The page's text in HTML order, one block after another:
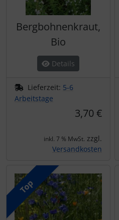
Bergbohnenkraut,
Bio
Details
Lieferzeit: 5-6
Arbeitstage
3,70 €
inkl. 7 % MwSt. zzgl.
Versandkosten
Top